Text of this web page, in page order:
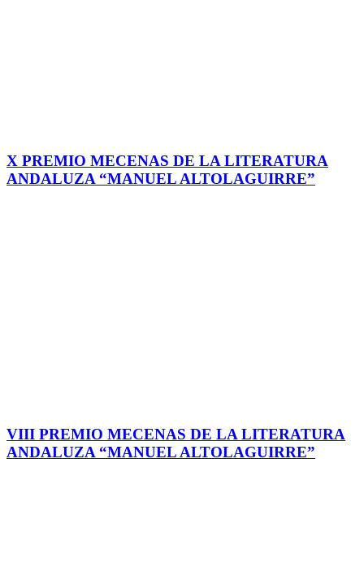
X PREMIO MECENAS DE LA LITERATURA
ANDALUZA “MANUEL ALTOLAGUIRRE”
VIII PREMIO MECENAS DE LA LITERATURA
ANDALUZA “MANUEL ALTOLAGUIRRE”